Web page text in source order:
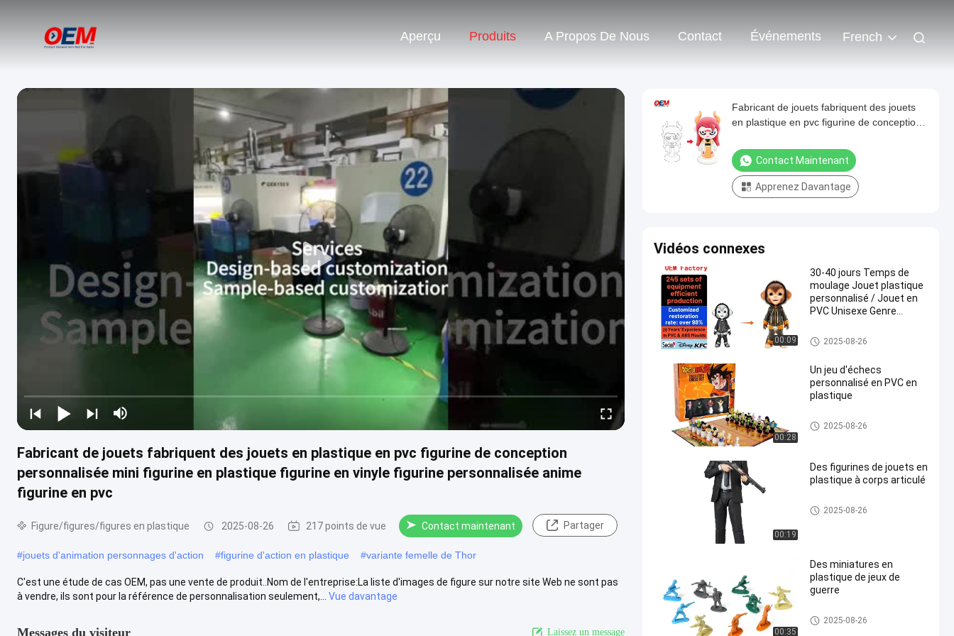
Aperçu Produits A Propos De Nous Contact Événements French
Fabricant de jouets fabriquent des jouets en plastique en pvc figurine de conception
personnalisée mini figurine en plastique figurine en vinyle figurine personnalisée anime
figurine en pvc
Figure/figures/figures en plastique 2025-08-26 217 points de vue Contact maintenant Partager
#jouets d'animation personnages d'action #figurine d'action en plastique #variante femelle de Thor
C'est une étude de cas OEM, pas une vente de produit..Nom de l'entreprise:La liste d'images de figure sur notre site Web ne sont pas
à vendre, ils sont pour la référence de personnalisation seulement,...
Vue davantage
Messages du visiteur Laissez un message
Fabricant de jouets fabriquent des jouets
en plastique en pvc figurine de conception
figurine en vinyle figurine personnalisée
anime figurine en pvc
Contact Maintenant
Apprenez Davantage
Vidéos connexes
00:09
30-40 jours Temps de
moulage Jouet plastique
personnalisé / Jouet en
PVC Unisexe Genre
Jouet en plastique personnali
sé/jouet en PVC
2025-08-26
00:28
Un jeu d'échecs
personnalisé en PVC en
plastique
Figure/figures/figures en plasti
que
2025-08-26
00:19
Des figurines de jouets en
plastique à corps articulé
Figure/figures/figures en plasti
que
2025-08-26
00:35
Des miniatures en
plastique de jeux de
guerre
Figure/figures/figures en plasti
que
2025-08-26